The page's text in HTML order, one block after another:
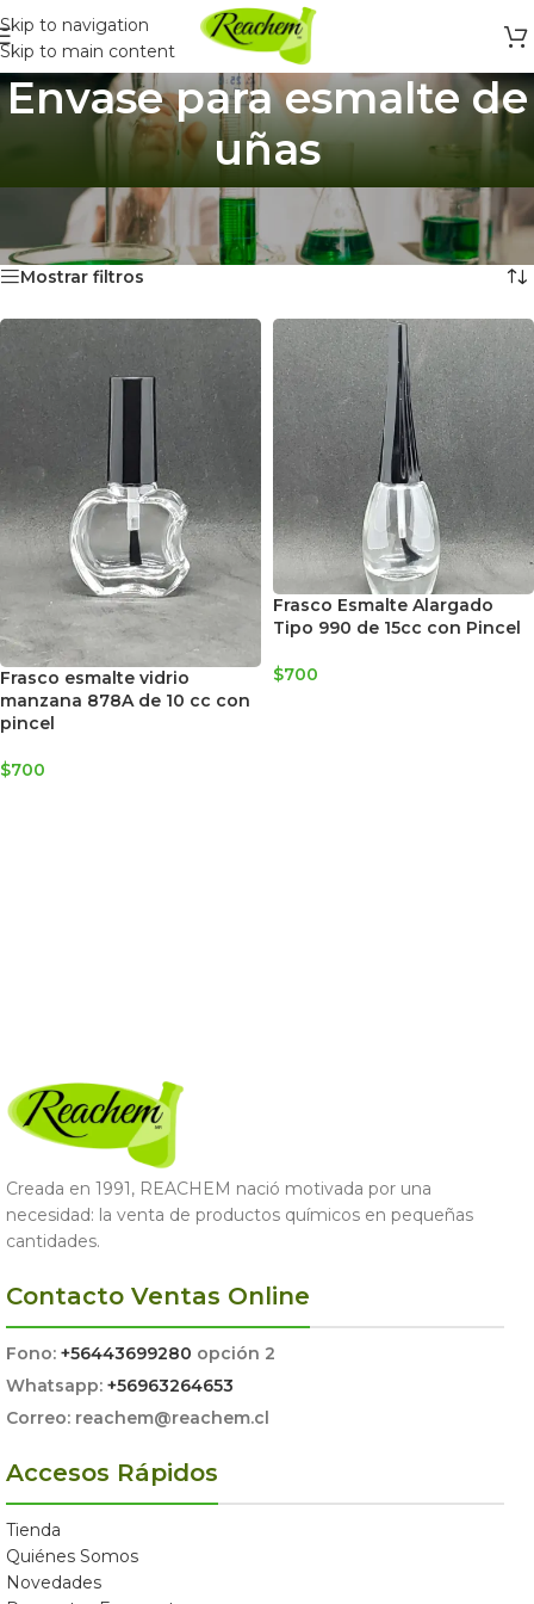
Skip to navigation
Skip to main content
Envase para esmalte de
uñas
Para Guardar Productos/Envase para esmalte de uñas
Mostrando 2 resultados
Mostrar filtros
Frasco esmalte vidrio
manzana 878A de 10 cc con
pincel
$700
Frasco Esmalte Alargado
Tipo 990 de 15cc con Pincel
$700
Creada en 1991, REACHEM nació motivada por una
necesidad: la venta de productos químicos en pequeñas
cantidades.
Contacto Ventas Online
Fono: +56443699280 opción 2
Whatsapp: +56963264653
Correo: reachem@reachem.cl
Accesos Rápidos
Tienda
Quiénes Somos
Novedades